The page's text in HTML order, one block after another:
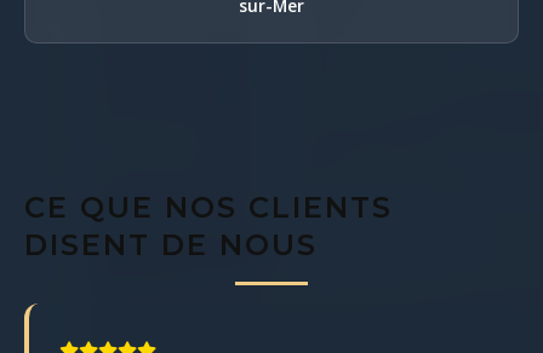
sur-Mer
CE QUE NOS CLIENTS
DISENT DE NOUS